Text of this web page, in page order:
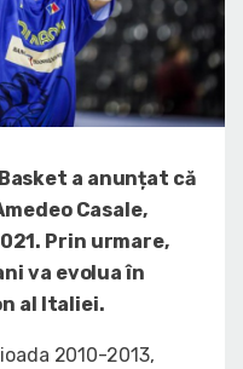
a anunțat că
Casale,
Prin urmare,
va evolua în
al Italiei.
2010-2013,